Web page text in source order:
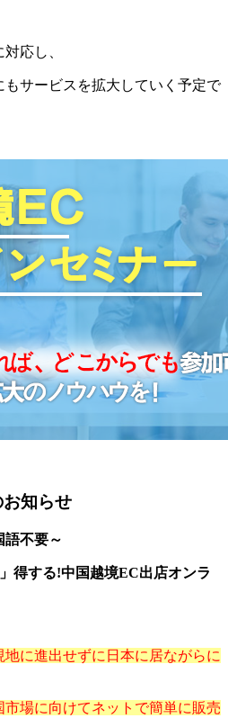
応し、
サービスを拡大していく予定で
知らせ
語不要～
得する!中国越境EC出店オンラ
に進出せずに日本に居ながらに
場に向けてネットで簡単に販売